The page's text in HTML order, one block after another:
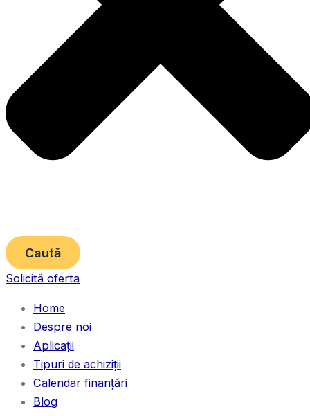
Caută
Solicită oferta
Home
Despre noi
Aplicații
Tipuri de achiziții
Calendar finanțări
Blog